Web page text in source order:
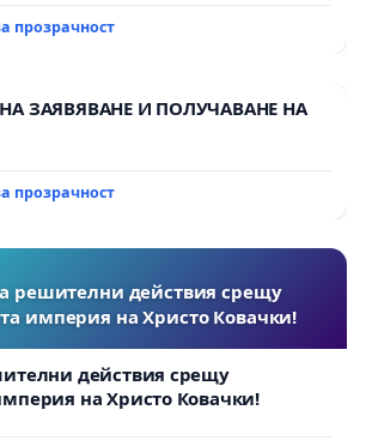
прозрачност
ЗАЯВЯВАНЕ И ПОЛУЧАВАНЕ НА
прозрачност
решителни действия срещу
империя на Христо Ковачки!
действия срещу
на Христо Ковачки!